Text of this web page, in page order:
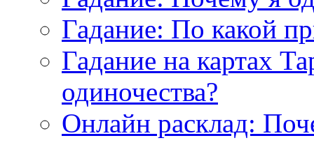
Гадание: По какой
Гадание на картах
одиночества?
Онлайн расклад: